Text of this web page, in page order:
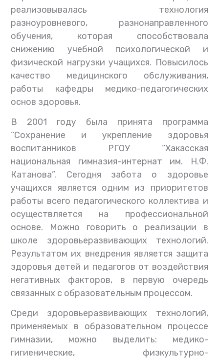
реализовывалась технология
разноуровневого, разнонаправленного
обучения, которая способствовала
снижению учебной психологической и
физической нагрузки учащихся. Повысилось
качество медицинского обслуживания,
работы кафедры медико-педагогических
основ здоровья.
В 2001 году была принята программа
“Сохранение и укрепление здоровья
воспитанников РГОУ “Хакасская
национальная гимназия-интернат им. Н.Ф.
Катанова”. Сегодня забота о здоровье
учащихся является одним из приоритетов
работы всего педагогического коллектива и
осуществляется на профессиональной
основе. Можно говорить о реализации в
школе здоровьеразвивающих технологий.
Результатом их внедрения является защита
здоровья детей и педагогов от воздействия
негативных факторов, в первую очередь
связанных с образовательным процессом.
Среди здоровьеразвивающих технологий,
применяемых в образовательном процессе
гимназии, можно выделить: медико-
гигиенические, физкультурно-